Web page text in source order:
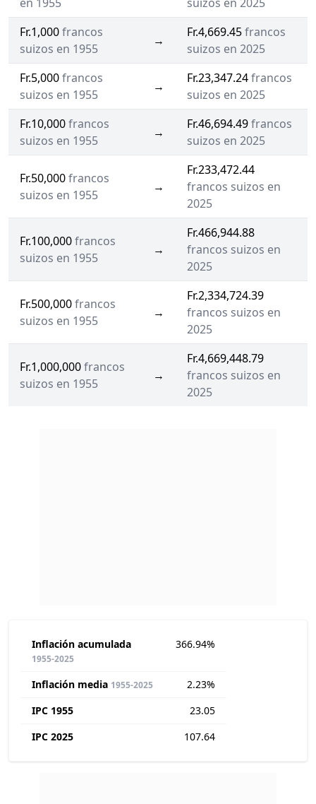
Fr.1,000francos
suizos en 1955
→
Fr.4,669.45francos
suizos en 2025
Fr.5,000francos
suizos en 1955
→
Fr.23,347.24francos
suizos en 2025
Fr.10,000francos
suizos en 1955
→
Fr.46,694.49francos
suizos en 2025
Fr.50,000francos
suizos en 1955
→
Fr.233,472.44
francos suizos en
2025
Fr.100,000francos
suizos en 1955
→
Fr.466,944.88
francos suizos en
2025
Fr.500,000francos
suizos en 1955
→
Fr.2,334,724.39
francos suizos en
2025
Fr.1,000,000francos
suizos en 1955
→
Fr.4,669,448.79
francos suizos en
2025
Inflación acumulada
1955-2025
366.94%
Inflación media 1955-2025
2.23%
IPC 1955
23.05
IPC 2025
107.64